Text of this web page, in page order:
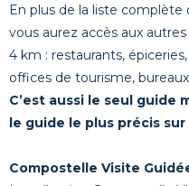
En plus de la liste
vous aurez accès aux
4 km : restaurants,
offices de tourisme,
C’est aussi le seul guide
le guide le plus précis
Compostelle Visite